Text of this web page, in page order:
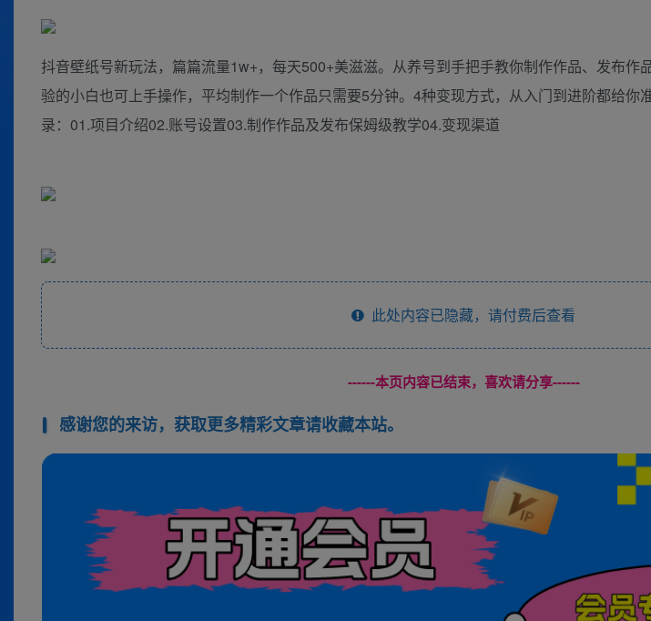
抖音壁纸号新玩法，篇篇流量1w+，每天500+美滋滋。从养号到手把手教你制作作品、发布作
验的小白也可上手操作，平均制作一个作品只需要5分钟。4种变现方式，从入门到进阶都给你
录：01.项目介绍02.账号设置03.制作作品及发布保姆级教学04.变现渠道
此处内容已隐藏，请付费后查看
------本页内容已结束，喜欢请分享------
感谢您的来访，获取更多精彩文章请收藏本站。